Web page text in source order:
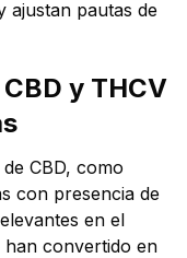
ajustan pautas de
y THCV
CBD, como
con presencia de
en el
convertido en